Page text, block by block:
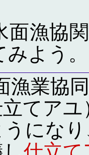
漁協
よう。
業協
てア
にな